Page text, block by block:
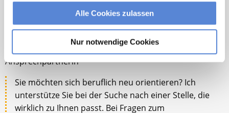
Alle Cookies zulassen
Nur notwendige Cookies
Ansprechpartnerin
Sie möchten sich beruflich neu orientieren? Ich
unterstütze Sie bei der Suche nach einer Stelle, die
wirklich zu Ihnen passt. Bei Fragen zum